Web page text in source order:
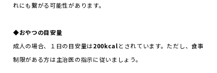
れにも繋がる可能性があります。
◆おやつの目安量
成人の場合、１日の目安量は200kcalとされています。ただし、食事
制限がある方は主治医の指示に従いましょう。